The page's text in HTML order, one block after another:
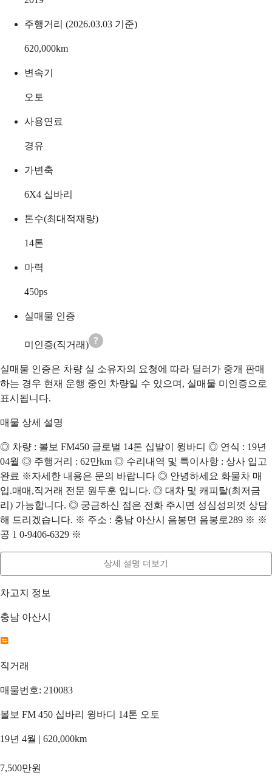
주행거리 (2026.03.03 기준)
620,000km
변속기
오토
사용연료
경유
가변축
6X4 십바리
톤수(최대적재량)
14톤
마력
450ps
실매물 인증
미인증(직거래)
실매물 인증은 차량 실 소유자의 요청에 따라 딜러가 중개 판매
하는 경우 현재 운행 중인 차량일 수 있으며, 실매물 미인증으로
표시됩니다.
매물 상세 설명
◎ 차량 : 볼보 FM450 글로벌 14톤 십발이 윙바디 ◎ 연식 : 19년
04월 ◎ 주행거리 : 62만km ◎ 수리내역 및 특이사항 : 상사 입고
완료 ※자세한 내용은 문의 바랍니다 ◎ 안녕하세요 화물차 매
입.매매,직거래 전문 원두훈 입니다. ◎ 대차 및 캐피탈(최저금
리) 가능합니다. ◎ 궁금하신 점은 전화 주시면 성심성의껏 상담
해 드리겠습니다. ※ 주소 : 충남 아산시 음봉면 음봉로289 ※ ※
공 1 0-9406-6329 ※
상세 설명 더보기
차고지 정보
충남 아산시
직거래
매물번호: 210083
볼보 FM 450 십바리 윙바디 14톤 오토
19년 4월 | 620,000km
7,500만원